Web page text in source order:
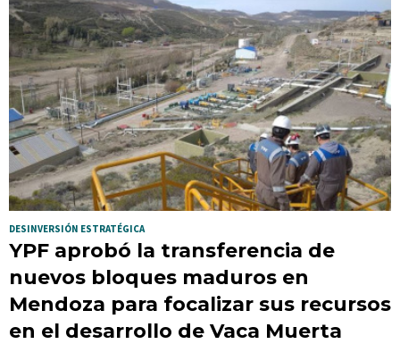
DESINVERSIÓN ESTRATÉGICA
YPF aprobó la transferencia de
nuevos bloques maduros en
Mendoza para focalizar sus recursos
en el desarrollo de Vaca Muerta